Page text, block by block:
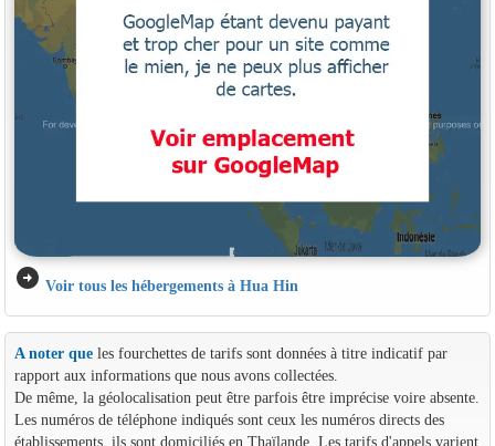
arrow_circle_right Voir tous les hébergements à Hua Hin
A noter queles fourchettes de tarifs sont données à titre indicatif par
rapport aux informations que nous avons collectées.
De même, la géolocalisation peut être parfois être imprécise voire absente.
Les numéros de téléphone indiqués sont ceux les numéros directs des
établissements, ils sont domiciliés en Thaïlande. Les tarifs d'appels varient